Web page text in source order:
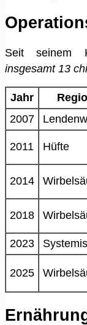
Seit seinem
insgesamt 13
Jahr
2007
2011 Hüfte
2014
2018
2023
2025